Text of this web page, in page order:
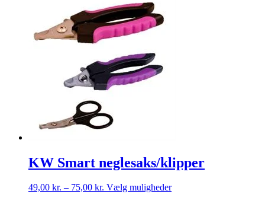
KW Smart neglesaks/klipper
49,00 kr. – 75,00 kr. Prisinterval:
Vælg mulighederDette